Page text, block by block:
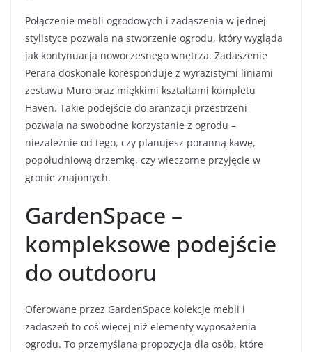
Połączenie mebli ogrodowych i zadaszenia w jednej
stylistyce pozwala na stworzenie ogrodu, który wygląda
jak kontynuacja nowoczesnego wnętrza. Zadaszenie
Perara doskonale koresponduje z wyrazistymi liniami
zestawu Muro oraz miękkimi kształtami kompletu
Haven. Takie podejście do aranżacji przestrzeni
pozwala na swobodne korzystanie z ogrodu –
niezależnie od tego, czy planujesz poranną kawę,
popołudniową drzemkę, czy wieczorne przyjęcie w
gronie znajomych.
GardenSpace –
kompleksowe podejście
do outdooru
Oferowane przez GardenSpace kolekcje mebli i
zadaszeń to coś więcej niż elementy wyposażenia
ogrodu. To przemyślana propozycja dla osób, które